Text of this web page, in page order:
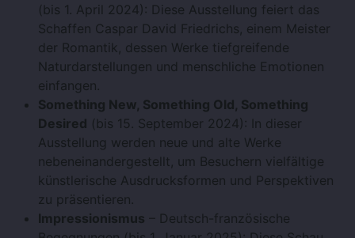
(bis 1. April 2024): Diese Ausstellung feiert das
Schaffen Caspar David Friedrichs, einem Meister
der Romantik, dessen Werke tiefgreifende
Naturdarstellungen und menschliche Emotionen
einfangen.
Something New, Something Old, Something
Desired (bis 15. September 2024): In dieser
Ausstellung werden neue und alte Werke
nebeneinandergestellt, um Besuchern vielfältige
künstlerische Ausdrucksformen und Perspektiven
zu präsentieren.
Impressionismus – Deutsch-französische